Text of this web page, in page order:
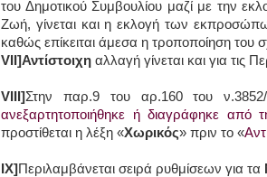
του Δημοτικού Συμβουλίου μαζί με την
Ζωή, γίνεται και η εκλογή των
καθώς επίκειται άμεσα η τροποποίηση του
VII]Αντίστοιχη αλλαγή γίνεται και για τις
VIII]Στην παρ.9 του αρ.160 του
ανεξαρτητοποιήθηκε ή διαγράφηκε από
προστίθεται η λέξη «Χωρικός» πριν το «
ΙΧ]Περιλαμβάνεται σειρά ρυθμίσεων για τα